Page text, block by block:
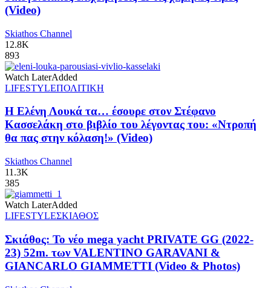
(Video)
Skiathos Channel
12.8K
893
Watch LaterAdded
LIFESTYLEΠΟΛΙΤΙΚΗ
Η Ελένη Λουκά τα… έσουρε στον Στέφανο
Κασσελάκη στο βιβλίο του λέγοντας του: «Ντροπή
θα πας στην κόλαση!» (Video)
Skiathos Channel
11.3K
385
Watch LaterAdded
LIFESTYLEΣΚΙΑΘΟΣ
Σκιάθος: Το νέο mega yacht PRIVATE GG (2022-
23) 52m. των VALENTINO GARAVANI &
GIANCARLO GIAMMETTI (Video & Photos)